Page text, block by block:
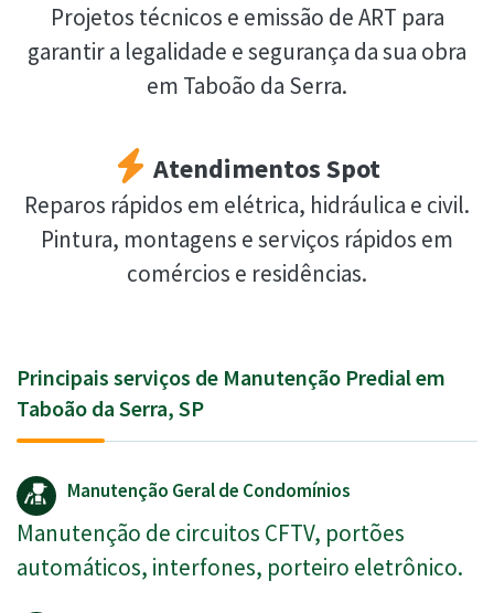
Projetos técnicos e emissão de ART para
garantir a legalidade e segurança da sua obra
em Taboão da Serra.
Atendimentos Spot
Reparos rápidos em elétrica, hidráulica e civil.
Pintura, montagens e serviços rápidos em
comércios e residências.
Principais serviços de Manutenção Predial em
Taboão da Serra, SP
Manutenção Geral de Condomínios
Manutenção de circuitos CFTV, portões
automáticos, interfones, porteiro eletrônico.